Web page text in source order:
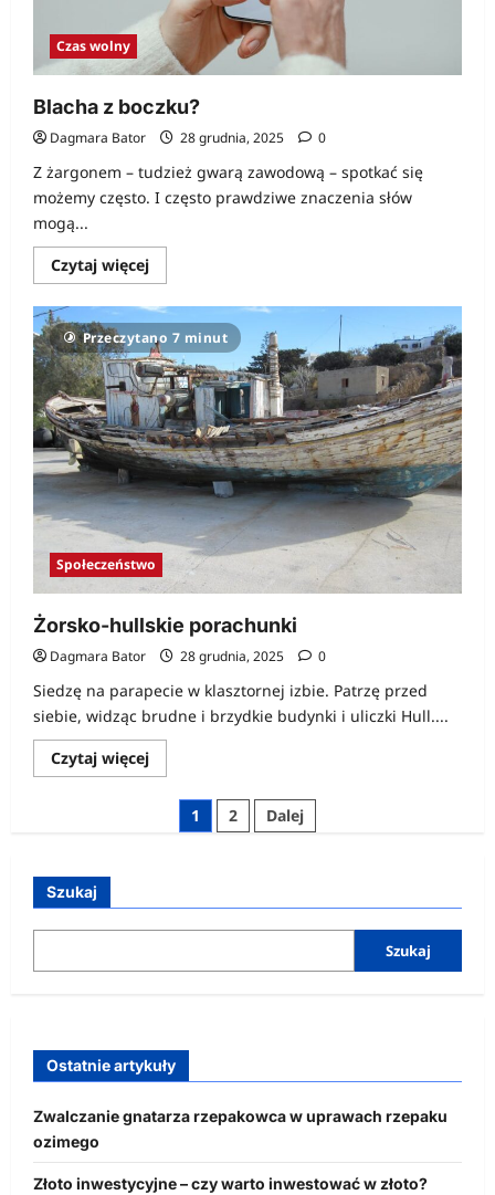
Czas wolny
Blacha z boczku?
Dagmara Bator 28 grudnia, 2025 0
Z żargonem – tudzież gwarą zawodową – spotkać się
możemy często. I często prawdziwe znaczenia słów
mogą...
Czytaj więcejDowiedz
się
o
Blacha
z
boczku?
Przeczytano 7 minut
Społeczeństwo
Żorsko-hullskie porachunki
Dagmara Bator 28 grudnia, 2025 0
Siedzę na parapecie w klasztornej izbie. Patrzę przed
siebie, widząc brudne i brzydkie budynki i uliczki Hull....
Czytaj więcejDowiedz
się
Żorsko-
hullskie
Stronicowanie1 2 Dalej
Szukaj
Szukaj
Ostatnie artykuły
Zwalczanie gnatarza rzepakowca w uprawach rzepaku
ozimego
Złoto inwestycyjne – czy warto inwestować w złoto?